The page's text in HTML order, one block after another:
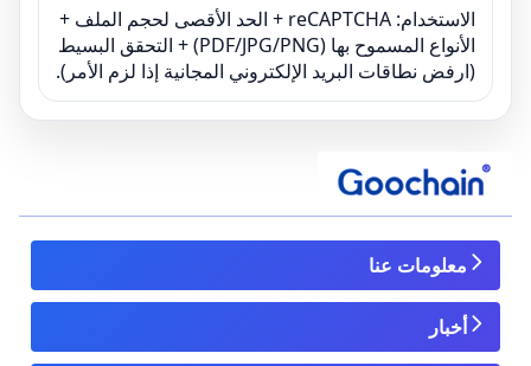
الاستخدام: reCAPTCHA + الحد الأقصى لحجم الملف +
الأنواع المسموح بها (PDF/JPG/PNG) + التحقق البسيط
(ارفض نطاقات البريد الإلكتروني المجانية إذا لزم الأمر).
معلومات عنا
أخبار